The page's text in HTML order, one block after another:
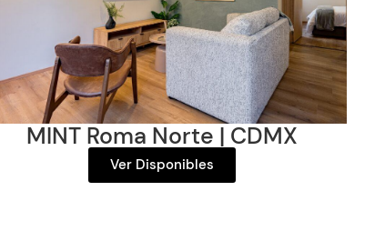
MINT Roma Norte | CDMX
Ver Disponibles